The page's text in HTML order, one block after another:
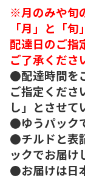
※月のみや旬
「月」と「
配達日のご指
ご了承くださ
●配達時間を
ご指定くださ
し」とさせて
●ゆうパック
●チルドと表
ックでお届け
●お届けは日